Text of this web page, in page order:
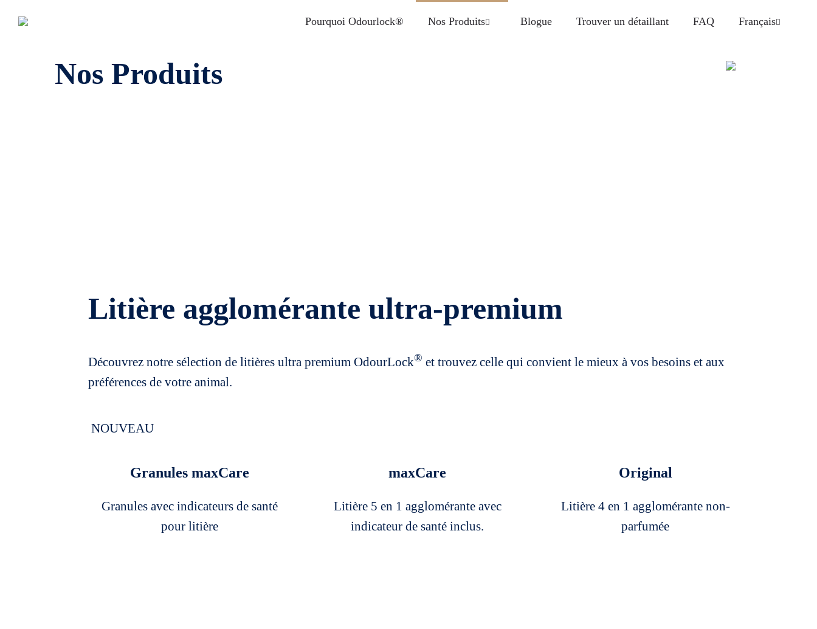
Pourquoi Odourlock® Nos Produits Blogue Trouver un détaillant FAQ Français
Nos Produits
Litière agglomérante ultra-premium
Découvrez notre sélection de litières ultra premium OdourLock® et trouvez celle qui convient le mieux à vos besoins et aux
préférences de votre animal.
Granules maxCare
Granules avec indicateurs de santé
pour litière
NOUVEAU
maxCare
Litière 5 en 1 agglomérante avec
indicateur de santé inclus.
Original
Litière 4 en 1 agglomérante non-
parfumée